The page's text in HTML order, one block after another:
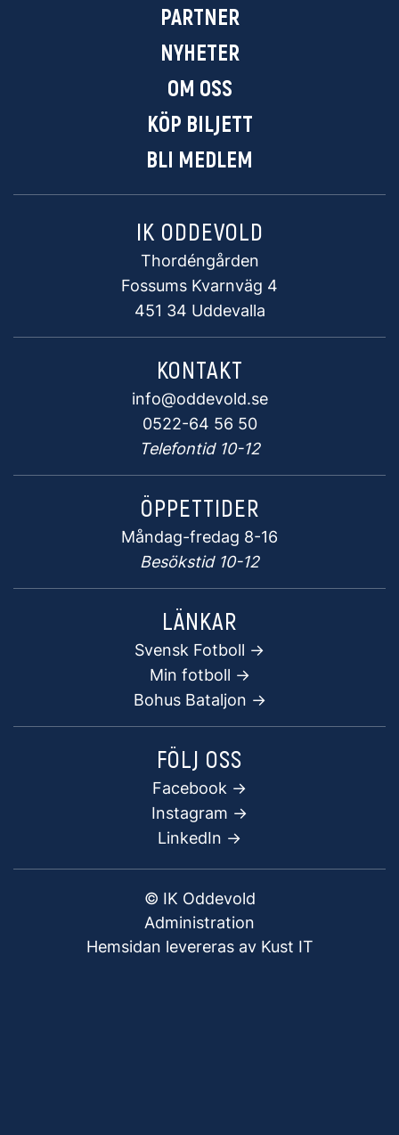
PARTNER
NYHETER
OM OSS
KÖP BILJETT
BLI MEDLEM
IK ODDEVOLD
Thordéngården
Fossums Kvarnväg 4
451 34 Uddevalla
KONTAKT
info@oddevold.se
0522-64 56 50
Telefontid 10-12
ÖPPETTIDER
Måndag-fredag 8-16
Besökstid 10-12
LÄNKAR
Svensk Fotboll ->
Min fotboll ->
Bohus Bataljon ->
FÖLJ OSS
Facebook ->
Instagram ->
LinkedIn ->
© IK Oddevold
Administration
Hemsidan levereras av Kust IT